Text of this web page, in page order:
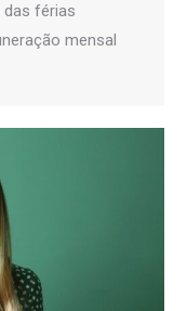
das férias
mensal